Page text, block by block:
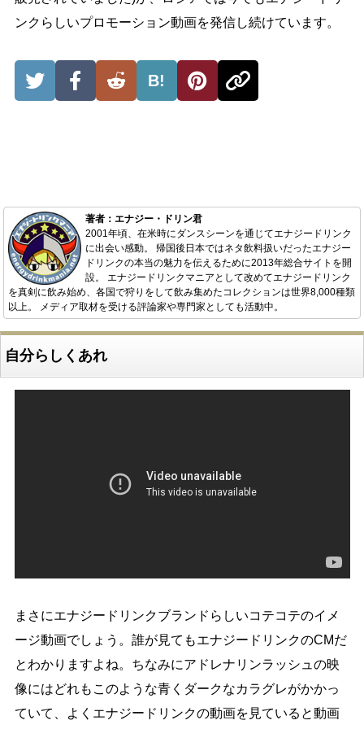
ンクらしいプロモーション動画を発信し続けています。
B!
著者：エナジー・ドリン君
2001年頃、在米時にダンスシーンを通じてエナジードリンク
に出会い感動。 帰国後日本ではネタ飲料扱いだったエナジー
ドリンクの本当の魅力を伝えるために2013年総合サイトを開
設。 エナジードリンクマニアとして改めてエナジードリンク
を真剣に飲み始め、各国で狩りをして飲み集めたコレクションは世界8,000種類
以上。 メディア取材を受ける評論家や専門家としても活動中。
自分らしくあれ
まさにエナジードリンクブランドらしいコテコテのイメ
ージ動画でしょう。誰が見てもエナジードリンクのCMだ
とわかりますよね。ちなみにアドレナリンラッシュの映
像にはどれもこのような青くダークなカラグレがかかっ
ていて、よくエナジードリンクの動画を見ていると動画